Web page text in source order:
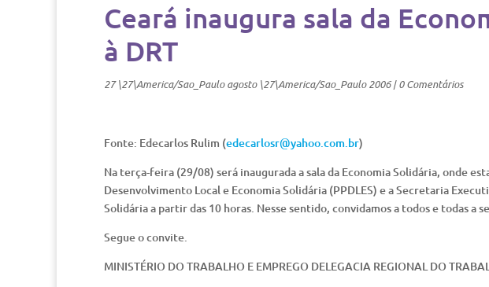
Ceará inaugura sala da
à DRT
27 \27\America/Sao_Paulo agosto \27\America/Sao_Paulo 2006|0 Comentários
Fonte: Edecarlos Rulim (edecarlosr@yahoo.com.br)
Na terça-feira (29/08) será inaugurada a sala da Economia Solidária, onde
Desenvolvimento Local e Economia Solidária (PPDLES) e a Secretaria
Solidária a partir das 10 horas. Nesse sentido, convidamos a todos e todas a
Segue o convite.
MINISTÉRIO DO TRABALHO E EMPREGO DELEGACIA REGIONAL DO